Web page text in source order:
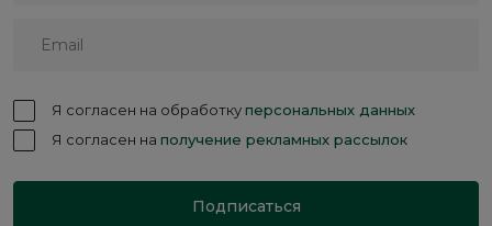
Я согласен на обработкуперсональных данных
Я согласен на получение рекламных рассылок
Подписаться